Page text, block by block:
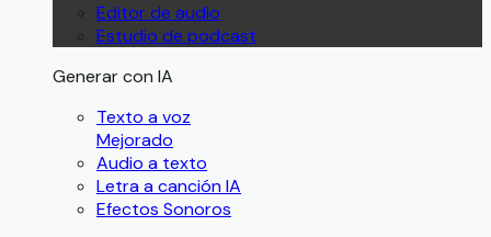
Editor de audio
Estudio de podcast
Generar con IA
Texto a voz
Mejorado
Audio a texto
Letra a canción IA
Efectos Sonoros